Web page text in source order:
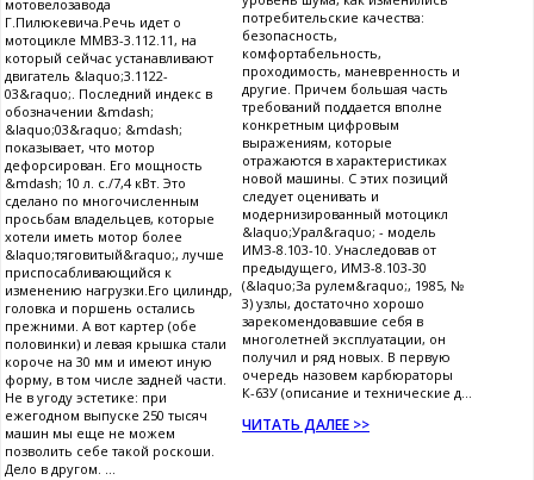
мотовелозавода
Г.Пилюкевича.Речь идет о
мотоцикле MMB3-3.112.11, на
который сейчас устанавливают
двигатель &laquo;3.1122-
03&raquo;. Последний индекс в
обозначении &mdash;
&laquo;03&raquo; &mdash;
показывает, что мотор
дефорсирован. Его мощность
&mdash; 10 л. с./7,4 кВт. Это
сделано по многочисленным
просьбам владельцев, которые
хотели иметь мотор более
&laquo;тяговитый&raquo;, лучше
приспосабливающийся к
изменению нагрузки.Его цилиндр,
головка и поршень остались
прежними. А вот картер (обе
половинки) и левая крышка стали
короче на 30 мм и имеют иную
форму, в том числе задней части.
Не в угоду эстетике: при
ежегодном выпуске 250 тысяч
машин мы еще не можем
позволить себе такой роскоши.
Дело в другом. ...
потребительские качества:
безопасность,
комфортабельность,
проходимость, маневренность и
другие. Причем большая часть
требований поддается вполне
конкретным цифровым
выражениям, которые
отражаются в характеристиках
новой машины. С этих позиций
следует оценивать и
модернизированный мотоцикл
&laquo;Урал&raquo; - модель
ИМЗ-8.103-10. Унаследовав от
предыдущего, ИМЗ-8.103-30
(&laquo;За рулем&raquo;, 1985, №
3) узлы, достаточно хорошо
зарекомендовавшие себя в
многолетней эксплуатации, он
получил и ряд новых. В первую
очередь назовем карбюраторы
К-63У (описание и технические д...
ЧИТАТЬ ДАЛЕЕ >>